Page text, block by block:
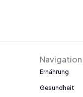
Navigation
Ernährung
Gesundheit